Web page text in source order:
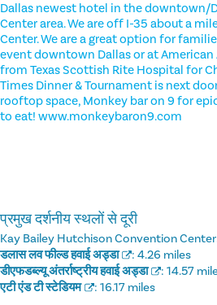
Dallas newest hotel in the downtown/
Center area. We are off I-35 about a
Center. We are a great option for
event downtown Dallas or at
from Texas Scottish Rite Hospital for
Times Dinner & Tournament is next
rooftop space, Monkey bar on 9 for
to eat! www.monkeybaron9.com
प्रमुख दर्शनीय स्थलों से दूरी
Kay Bailey Hutchison Convention
डलास लव फील्ड हवाई अड्डा
: 4.26 miles
डीएफडब्ल्यू अंतर्राष्ट्रीय हवाई अड्डा
: 14.57
एटी एंड टी स्टेडियम
: 16.17 miles